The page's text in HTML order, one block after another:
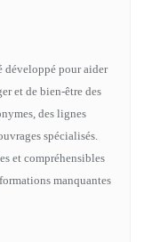
développé pour aider
et de bien-être des
des lignes
spécialisés.
et compréhensibles
manquantes